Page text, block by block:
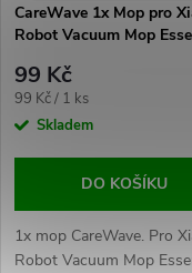
CareWave 1x Mop pro
Robot Vacuum Mop
99 Kč
Měrná
cena:
99 Kč / 1 ks
Skladem
DO KOŠÍKU
1x mop CareWave. Pro
Robot Vacuum Mop